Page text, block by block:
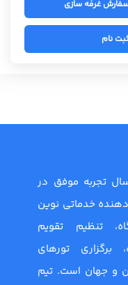
غرفه سازی
ثبت نام
نمایشگاه سازان با بیش از 15 سال تجربه موفق در
خدماتی نوین
تنظیم تقویم
برگزاری تورهای
و جهان است. تیم